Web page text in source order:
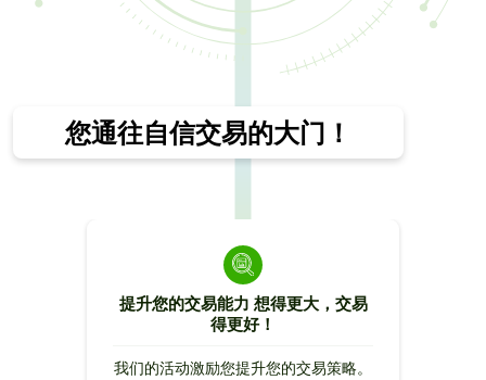
您通往自信交易的大门！
提升您的交易能力 想得更大，交易
得更好！
我们的活动激励您提升您的交易策略。